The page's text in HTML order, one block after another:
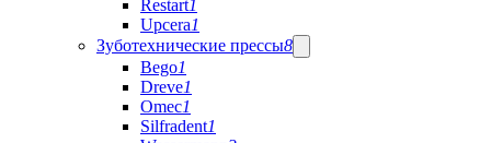
Restart1
Upcera1
Зуботехнические прессы8
Bego1
Dreve1
Omec1
Silfradent1